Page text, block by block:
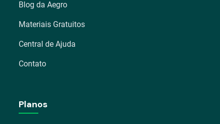
Blog da Aegro
Materiais Gratuitos
Central de Ajuda
Contato
Planos